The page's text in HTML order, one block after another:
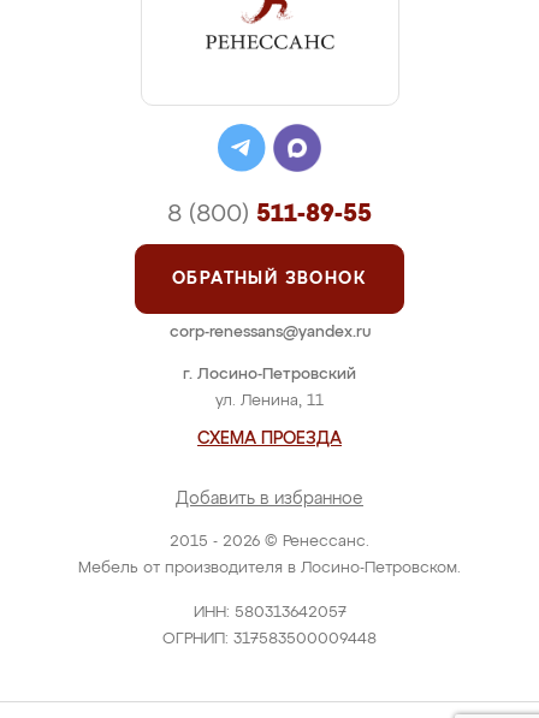
2015 - 2026 © Ренессанс.
Мебель от производителя в Лосино-Петровском.
ИНН: 580313642057
ОГРНИП: 317583500009448
г. Лосино-Петровский
ул. Ленина, 11
СХЕМА ПРОЕЗДА
Добавить в избранное
8 (800) 511-89-55
ОБРАТНЫЙ ЗВОНОК
corp-renessans@yandex.ru